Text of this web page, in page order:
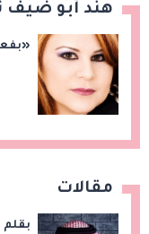
هند أبو ضيف
مقالات
بقلم